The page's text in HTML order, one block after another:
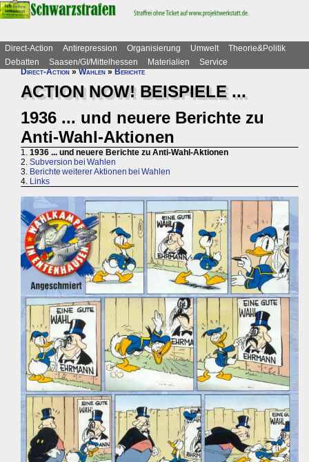
Direct-Action Antirepression Organisierung Umwelt
Theorie&Politik
Debatten
Saasen/GI/Mittelhessen Materialien
Service
Direct-Action»Wahlen»Berichte
ACTION NOW! BEISPIELE ...
1936 ... und neuere Berichte zu
Anti-Wahl-Aktionen
1. 1936 ... und neuere Berichte zu Anti-Wahl-Aktionen
2. Subversion bei Wahlen
3. Berichte weiterer Aktionen bei Wahlen
4. Links